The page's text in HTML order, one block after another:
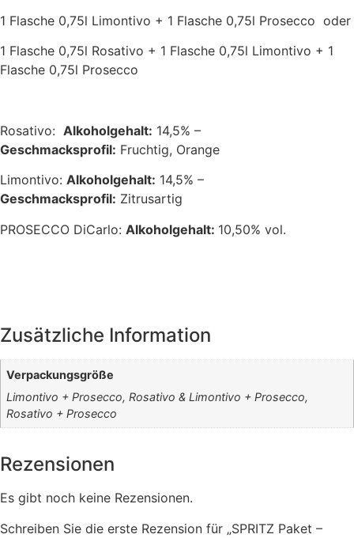
1 Flasche 0,75l Limontivo + 1 Flasche 0,75l Prosecco oder
1 Flasche 0,75l Rosativo + 1 Flasche 0,75l Limontivo + 1
Flasche 0,75l Prosecco
Rosativo: Alkoholgehalt: 14,5% –
Geschmacksprofil: Fruchtig, Orange
Limontivo: Alkoholgehalt: 14,5% –
Geschmacksprofil: Zitrusartig
PROSECCO DiCarlo: Alkoholgehalt: 10,50% vol.
Zusätzliche Information
Verpackungsgröße
Limontivo + Prosecco, Rosativo & Limontivo + Prosecco,
Rosativo + Prosecco
Rezensionen
Es gibt noch keine Rezensionen.
Schreiben Sie die erste Rezension für „SPRITZ Paket –